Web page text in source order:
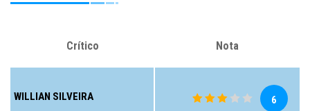
Crítico Nota
WILLIAN SILVEIRA 6